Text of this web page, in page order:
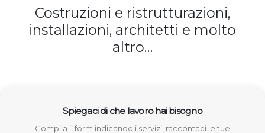
Costruzioni e ristrutturazioni,
installazioni, architetti e molto
altro…
Spiegaci di che lavoro hai bisogno
Compila il form indicando i servizi, raccontaci le tue